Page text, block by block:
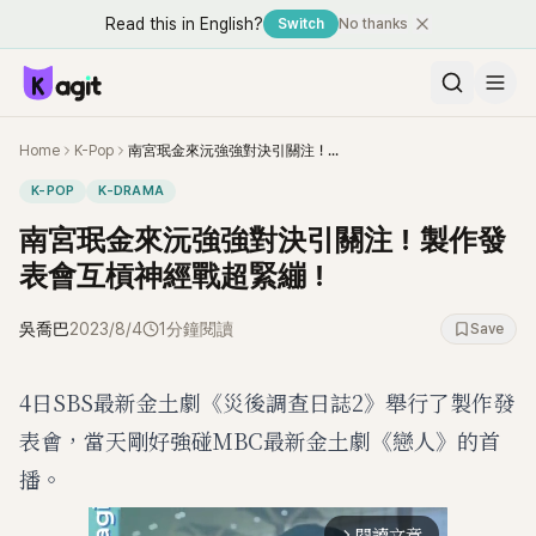
Read this in English? Switch No thanks
Home K-Pop 南宮珉金來沅強強對決引關注！製作發表會互槓神經戰超緊繃！
K-POP K-DRAMA
南宮珉金來沅強強對決引關注！製作發
表會互槓神經戰超緊繃！
吳喬巴2023/8/4 1分鐘閱讀 Save
4日SBS最新金土劇《災後調查日誌2》舉行了製作發
表會，當天剛好強碰MBC最新金土劇《戀人》的首
播。